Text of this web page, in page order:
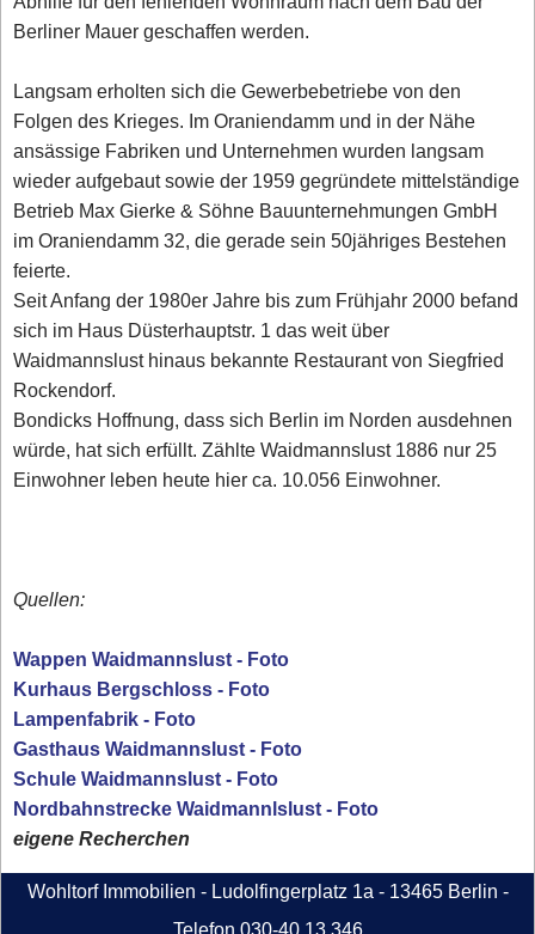
Berliner Mauer geschaffen werden.
Langsam erholten sich die Gewerbebetriebe von den
Folgen des Krieges. Im Oraniendamm und in der Nähe
ansässige Fabriken und Unternehmen wurden langsam
wieder aufgebaut sowie der 1959 gegründete mittelständige
Betrieb Max Gierke & Söhne Bauunternehmungen GmbH
im Oraniendamm 32, die gerade sein 50jähriges Bestehen
feierte.
Seit Anfang der 1980er Jahre bis zum Frühjahr 2000 befand
sich im Haus Düsterhauptstr. 1 das weit über
Waidmannslust hinaus bekannte Restaurant von Siegfried
Rockendorf.
Bondicks Hoffnung, dass sich Berlin im Norden ausdehnen
würde, hat sich erfüllt. Zählte Waidmannslust 1886 nur 25
Einwohner leben heute hier ca. 10.056 Einwohner.
Quellen:
Wappen Waidmannslust - Foto
Kurhaus Bergschloss - Foto
Lampenfabrik - Foto
Gasthaus Waidmannslust - Foto
Schule Waidmannslust - Foto
Nordbahnstrecke Waidmannlslust - Foto
eigene Recherchen
Wohltorf Immobilien - Ludolfingerplatz 1a - 13465 Berlin -